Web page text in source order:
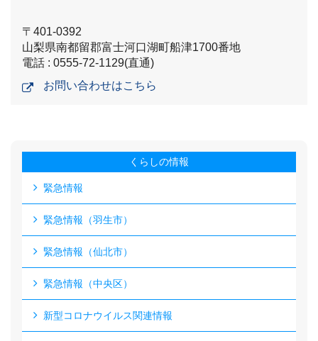
〒401-0392
山梨県南都留郡富士河口湖町船津1700番地
電話 : 0555-72-1129(直通)
お問い合わせはこちら
くらしの情報
緊急情報
緊急情報（羽生市）
緊急情報（仙北市）
緊急情報（中央区）
新型コロナウイルス関連情報